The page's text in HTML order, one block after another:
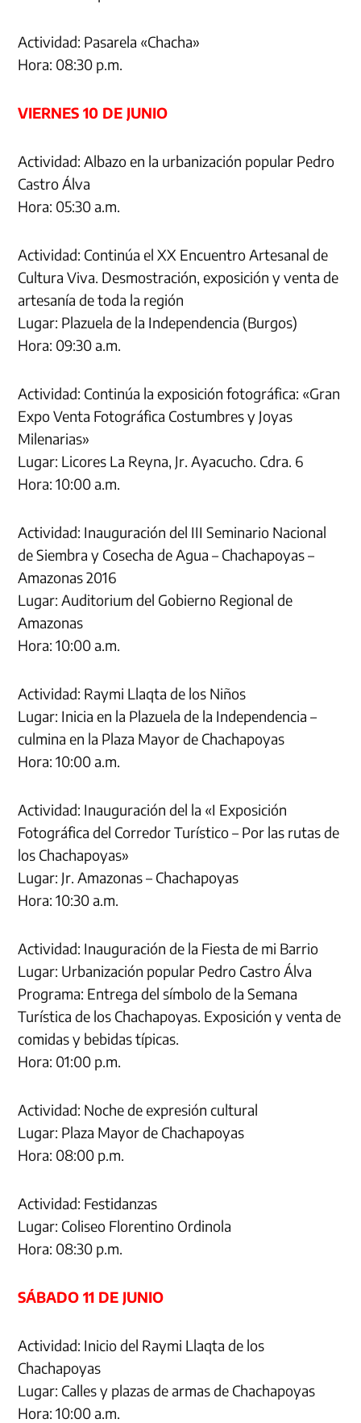
Actividad: Pasarela «Chacha»
Hora: 08:30 p.m.
VIERNES 10 DE JUNIO
Actividad: Albazo en la urbanización popular Pedro
Castro Álva
Hora: 05:30 a.m.
Actividad: Continúa el XX Encuentro Artesanal de
Cultura Viva. Desmostración, exposición y venta de
artesanía de toda la región
Lugar: Plazuela de la Independencia (Burgos)
Hora: 09:30 a.m.
Actividad: Continúa la exposición fotográfica: «Gran
Expo Venta Fotográfica Costumbres y Joyas
Milenarias»
Lugar: Licores La Reyna, Jr. Ayacucho. Cdra. 6
Hora: 10:00 a.m.
Actividad: Inauguración del III Seminario Nacional
de Siembra y Cosecha de Agua – Chachapoyas –
Amazonas 2016
Lugar: Auditorium del Gobierno Regional de
Amazonas
Hora: 10:00 a.m.
Actividad: Raymi Llaqta de los Niños
Lugar: Inicia en la Plazuela de la Independencia –
culmina en la Plaza Mayor de Chachapoyas
Hora: 10:00 a.m.
Actividad: Inauguración del la «I Exposición
Fotográfica del Corredor Turístico – Por las rutas de
los Chachapoyas»
Lugar: Jr. Amazonas – Chachapoyas
Hora: 10:30 a.m.
Actividad: Inauguración de la Fiesta de mi Barrio
Lugar: Urbanización popular Pedro Castro Álva
Programa: Entrega del símbolo de la Semana
Turística de los Chachapoyas. Exposición y venta de
comidas y bebidas típicas.
Hora: 01:00 p.m.
Actividad: Noche de expresión cultural
Lugar: Plaza Mayor de Chachapoyas
Hora: 08:00 p.m.
Actividad: Festidanzas
Lugar: Coliseo Florentino Ordinola
Hora: 08:30 p.m.
SÁBADO 11 DE JUNIO
Actividad: Inicio del Raymi Llaqta de los
Chachapoyas
Lugar: Calles y plazas de armas de Chachapoyas
Hora: 10:00 a.m.